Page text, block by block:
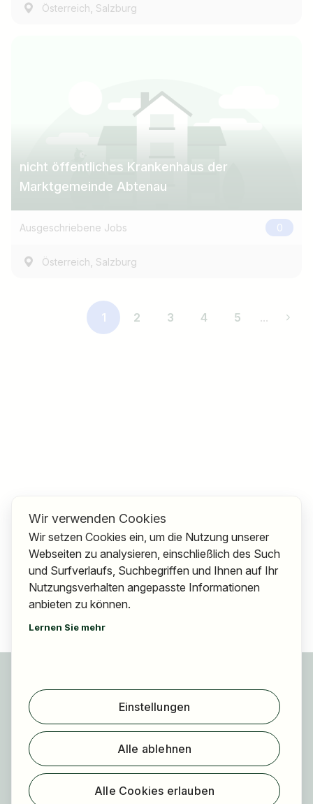
Österreich, Salzburg
nicht öffentliches Krankenhaus der
Marktgemeinde Abtenau
Ausgeschriebene Jobs 0
Österreich, Salzburg
1 2 3 4 5 ...
Jobs finden
Arbeitgeber finden
Registrierung
Für Arbeitgeber
Wir verwenden Cookies
Wir setzen Cookies ein, um die Nutzung unserer
Webseiten zu analysieren, einschließlich des Such
und Surfverlaufs, Suchbegriffen und Ihnen auf Ihr
Nutzungsverhalten angepasste Informationen
anbieten zu können.
Lernen Sie mehr
Einstellungen
Alle ablehnen
Alle Cookies erlauben